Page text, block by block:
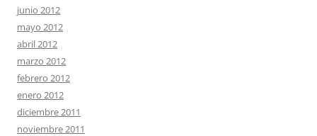
junio 2012
mayo 2012
abril 2012
marzo 2012
febrero 2012
enero 2012
diciembre 2011
noviembre 2011